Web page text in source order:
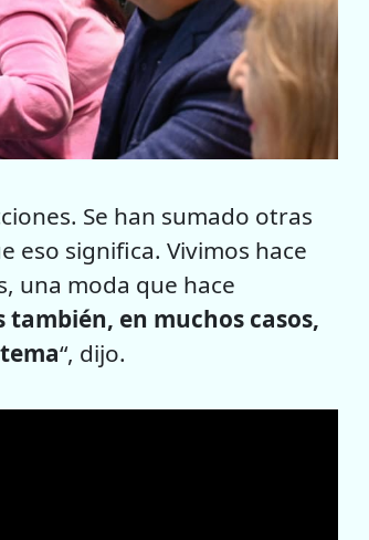
Se han sumado otras
eso significa. Vivimos hace
una moda que hace
también, en muchos casos,
“, dijo.